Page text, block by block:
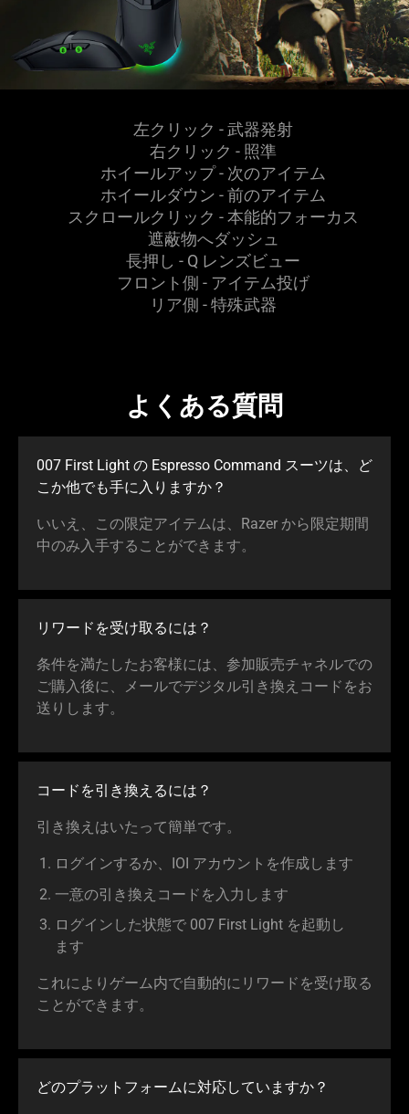
左クリック - 武器発射
右クリック - 照準
ホイールアップ - 次のアイテム
ホイールダウン - 前のアイテム
スクロールクリック - 本能的フォーカス
遮蔽物へダッ シュ
長押し - Q レンズビュー
フロント側 - アイテム投げ
リア側 - 特殊武器
よくある質問
007 First Light の Espresso Command スーツは、ど
こか他でも手に入りま すか ？
いいえ、この限定アイテムは、Razer から限定期間
中のみ入手することができ ます。
リワードを受け取るには ？
条件を満たしたお客様には、参加販売チャネルでの
ご購入後に、メールでデジタル引き換えコードをお
送りし ます。
コードを引き換えるには ？
引き換えはいたって簡単です。
ログインするか、IOI アカウントを作成し ます
一意の引き換えコードを入力し ます
ログインした状態で 007 First Light を起動し
ます
これによりゲーム内で自動的にリワードを受け取る
ことができ ます。
どのプラットフォームに対応していま すか ？